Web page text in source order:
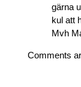
gärna
kul att
Mvh
Comments